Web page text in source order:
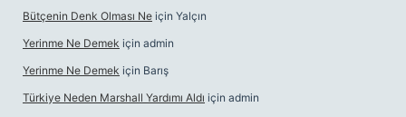
Bütçenin Denk Olması Ne için Yalçın
Yerinme Ne Demek için admin
Yerinme Ne Demek için Barış
Türkiye Neden Marshall Yardımı Aldı için admin